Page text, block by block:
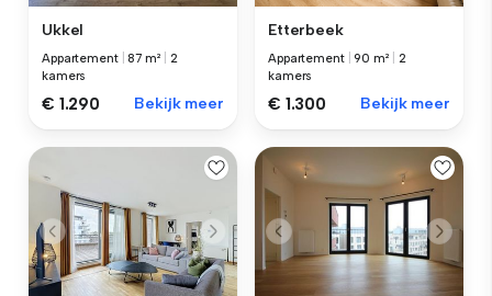
Ukkel
Appartement |87 m²
2
kamers
€ 1.290 Bekijk meer
Etterbeek
Appartement |90 m²
2
kamers
€ 1.300 Bekijk meer